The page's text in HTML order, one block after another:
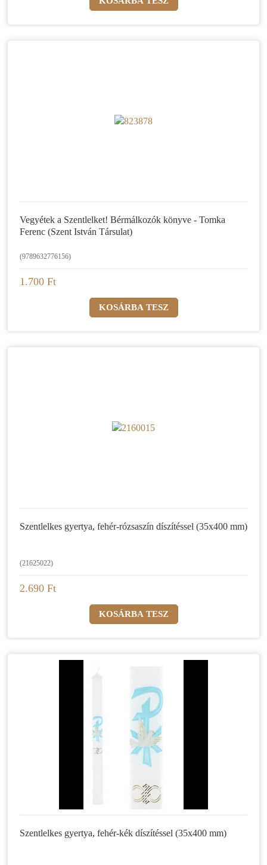
Vegyétek a Szentlelket! Bérmálkozók könyve - Tomka
Ferenc (Szent István Társulat)
(9789632776156)
1.700 Ft
Szentlelkes gyertya, fehér-rózsaszín díszítéssel (35x400 mm)
(21625022)
2.690 Ft
Szentlelkes gyertya, fehér-kék díszítéssel (35x400 mm)